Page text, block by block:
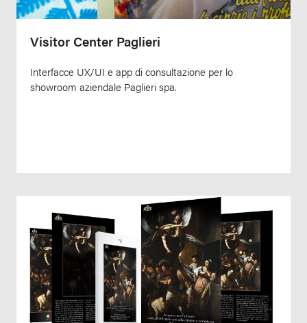
Visitor Center Paglieri
Interfacce UX/UI e app di consultazione per lo
showroom aziendale Paglieri spa.